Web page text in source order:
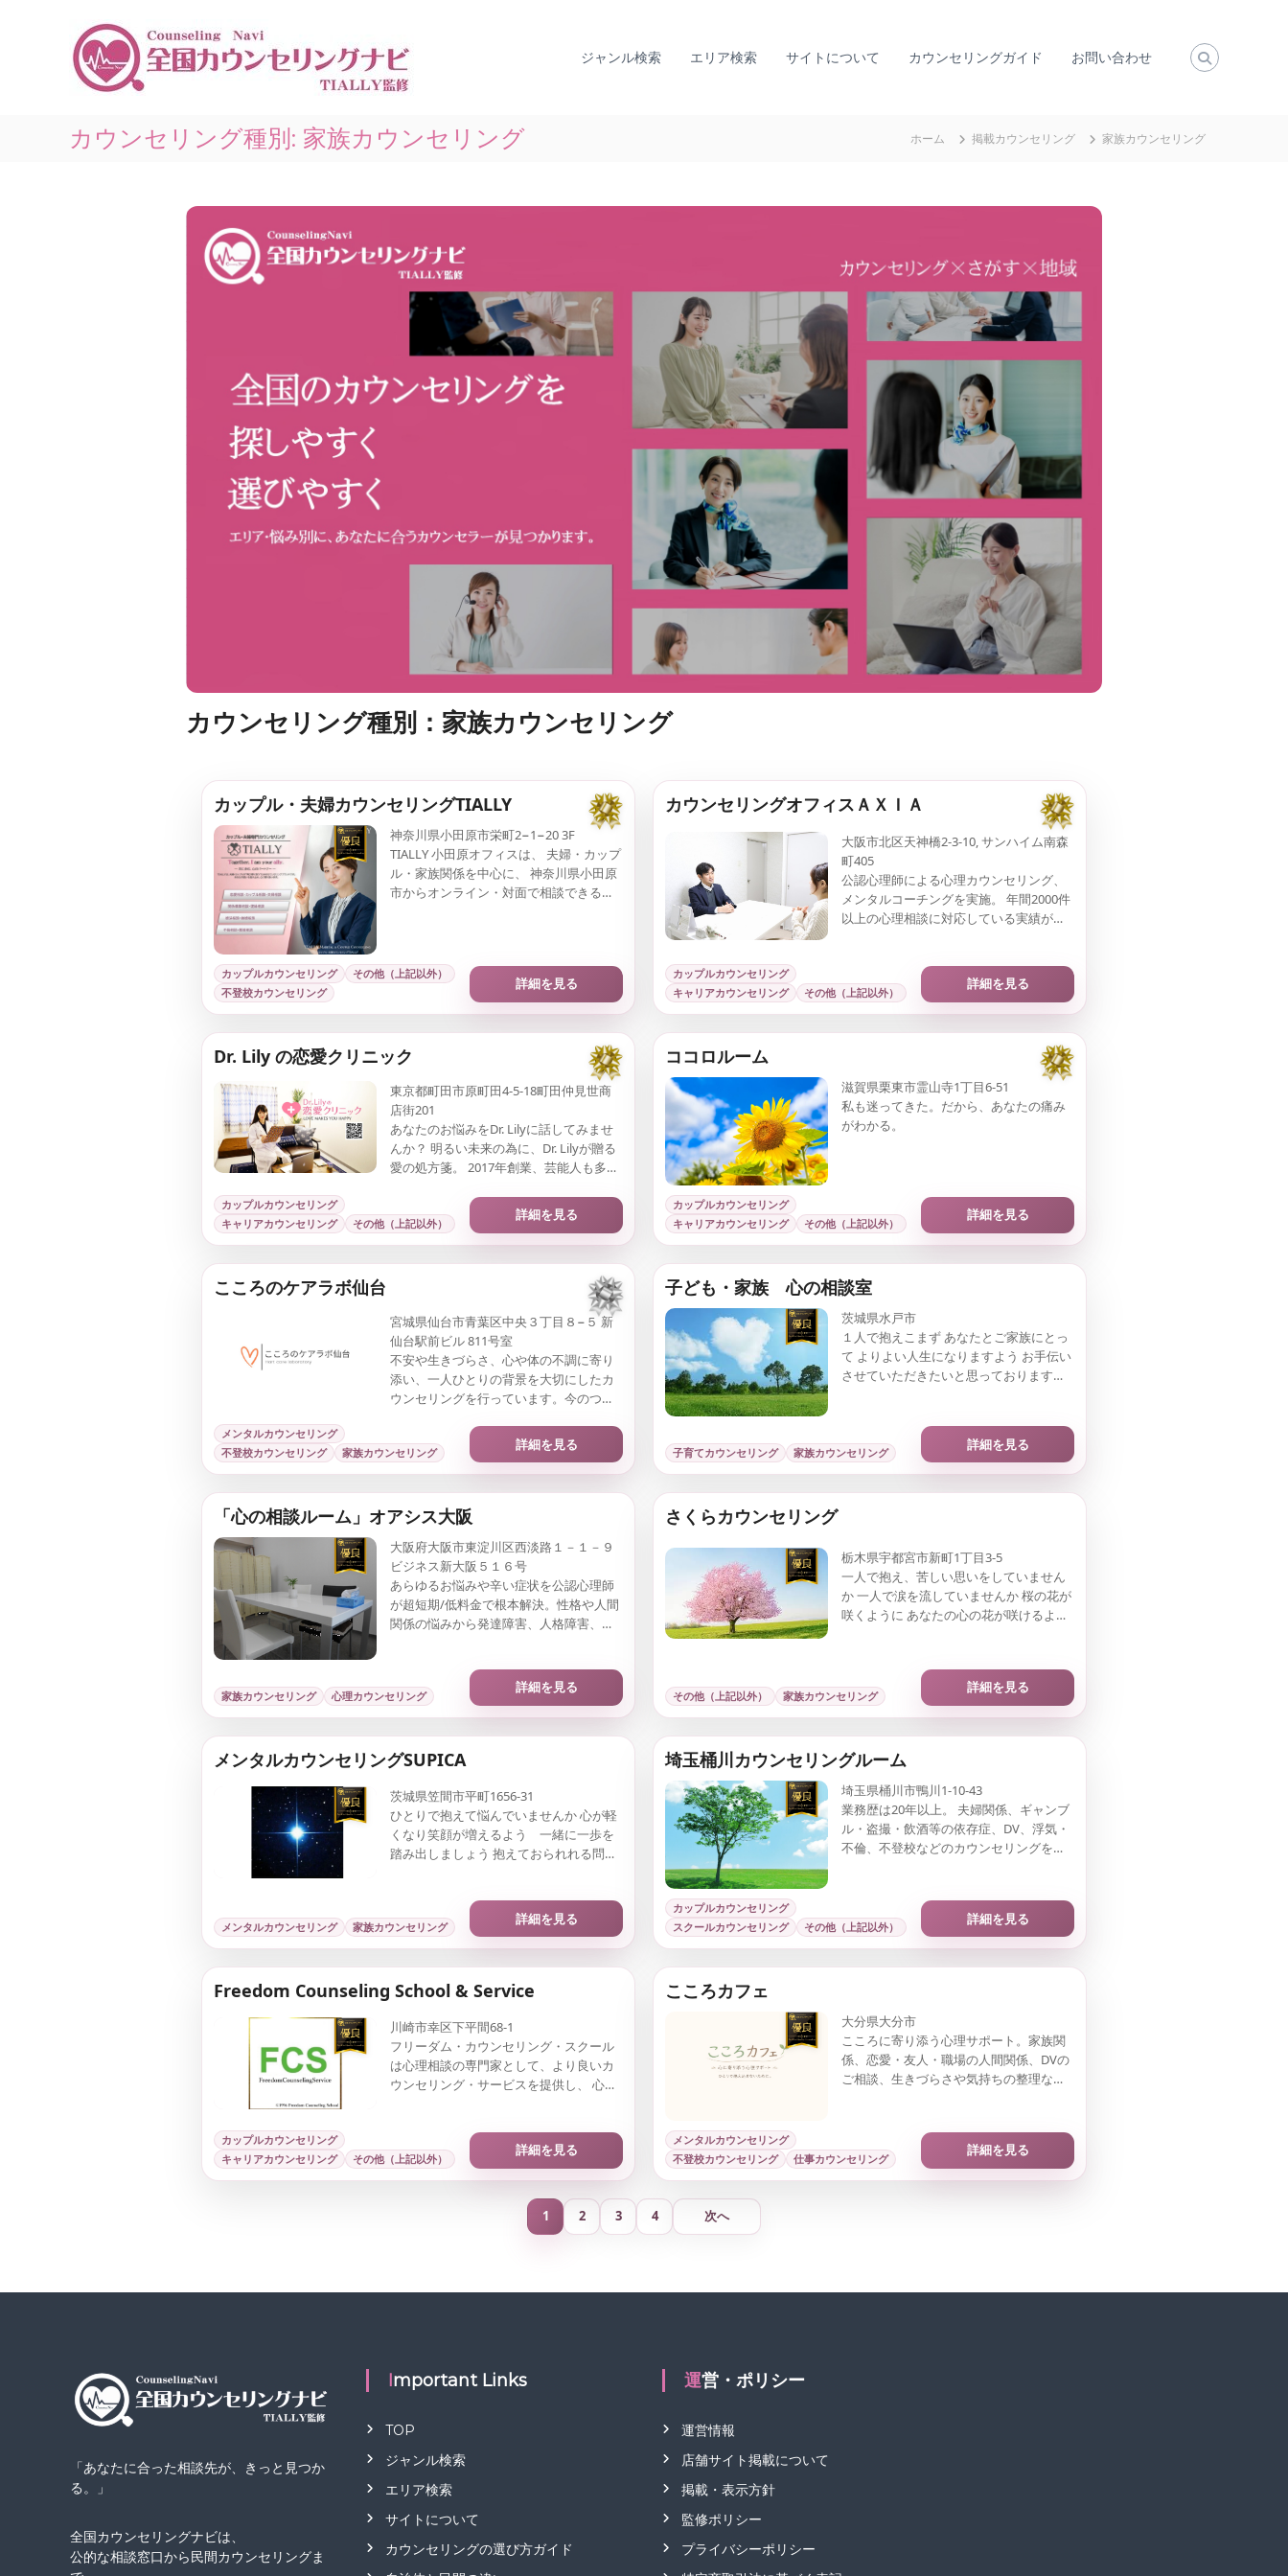
セ
リ
ビ
｜
T
L
L
Y
な
い
に
全
国
の
ン
リ
探
ジャンル検索 エリア検索 サイトについて カウンセリングガイド お問い合わせ
カウンセリング種別: 家族カウンセリング ホーム 掲載カウンセリング 家族カウンセリング
カウンセリング種別：家族カウンセリング
カップル・夫婦カウンセリングTIALLY
神奈川県小田原市栄町2−1−20 3F
TIALLY 小田原オフィスは、 夫婦・カップ
ル・家族関係を中心に、 神奈川県小田原
市からオンライン・対面で相談できるカ
カップルカウンセリング
その他（上記以外）
不登校カウンセリング
詳細を見る
カウンセリングオフィスＡＸＩＡ
大阪市北区天神橋2-3-10, サンハイム南森
町405
公認心理師による心理カウンセリング、
メンタルコーチングを実施。 年間2000件
以上の心理相談に対応している実績があ
カップルカウンセリング
キャリアカウンセリング
その他（上記以外）
詳細を見る
Dr. Lily の恋愛クリニック
東京都町田市原町田4-5-18町田仲見世商
店街201
あなたのお悩みをDr. Lilyに話してみませ
んか？ 明るい未来の為に、Dr. Lilyが贈る
愛の処方箋。 2017年創業、芸能人も多数
グルームです。
カップルカウンセリング
キャリアカウンセリング
その他（上記以外）
詳細を見る
ココロルーム
滋賀県栗東市霊山寺1丁目6-51
私も迷ってきた。だから、あなたの痛み
がわかる。
カップルカウンセリング
キャリアカウンセリング
その他（上記以外）
詳細を見る
こころのケアラボ仙台
宮城県仙台市青葉区中央３丁目８−５ 新
仙台駅前ビル 811号室
不安や生きづらさ、心や体の不調に寄り
添い、一人ひとりの背景を大切にしたカ
ウンセリングを行っています。今のつら
力を一緒に育てていきます。
メンタルカウンセリング
不登校カウンセリング
家族カウンセリング
詳細を見る
子ども・家族 心の相談室
茨城県水戸市
１人で抱えこまず あなたとご家族にとっ
て よりよい人生になりますよう お手伝い
させていただきたいと思っております。
子育てカウンセリング 家族カウンセリング
詳細を見る
「心の相談ルーム」オアシス大阪
大阪府大阪市東淀川区西淡路１－１－９
ビジネス新大阪５１６号
あらゆるお悩みや辛い症状を公認心理師
が超短期/低料金で根本解決。性格や人間
関係の悩みから発達障害、人格障害、う
寛解を目指します。
家族カウンセリング 心理カウンセリング
詳細を見る
さくらカウンセリング
栃木県宇都宮市新町1丁目3-5
一人で抱え、苦しい思いをしていません
か 一人で涙を流していませんか 桜の花が
咲くように あなたの心の花が咲けるよう
その他（上記以外） 家族カウンセリング
詳細を見る
メンタルカウンセリングSUPICA
茨城県笠間市平町1656-31
ひとりで抱えて悩んでいませんか 心が軽
くなり笑顔が増えるよう 一緒に一歩を
踏み出しましょう 抱えておられれる問題
メンタルカウンセリング 家族カウンセリング
詳細を見る
埼玉桶川カウンセリングルーム
埼玉県桶川市鴨川1-10-43
業務歴は20年以上。 夫婦関係、ギャンブ
ル・盗撮・飲酒等の依存症、DV、浮気・
不倫、不登校などのカウンセリングを行
カップルカウンセリング
スクールカウンセリング
その他（上記以外）
詳細を見る
Freedom Counseling School & Service
川崎市幸区下平間68-1
フリーダム・カウンセリング・スクール
は心理相談の専門家として、より良いカ
ウンセリング・サービスを提供し、 心理
カップルカウンセリング
キャリアカウンセリング
その他（上記以外）
詳細を見る
こころカフェ
大分県大分市
こころに寄り添う心理サポート。家族関
係、恋愛・友人・職場の人間関係、DVの
ご相談、生きづらさや気持ちの整理な
メンタルカウンセリング
不登校カウンセリング
仕事カウンセリング
詳細を見る
1 2 3 4 次へ
「あなたに合った相談先が、きっと見つか
る。」
全国カウンセリングナビは、
公的な相談窓口から民間カウンセリングま
Important Links
TOP
ジャンル検索
エリア検索
サイトについて
カウンセリングの選び方ガイド
運営・ポリシー
運営情報
店舗サイト掲載について
掲載・表示方針
監修ポリシー
プライバシーポリシー